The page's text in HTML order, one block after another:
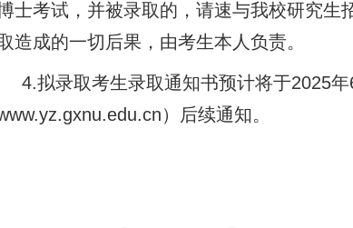
士考试，并被录取的，请速与我校研究
造成的一切后果，由考生本人负责。
拟录取考生录取通知书预计将于2025年6
www.yz.gxnu.edu.cn）后续通知。